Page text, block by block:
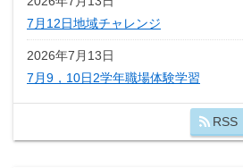
7月12日地域チャレンジ
2026年7月13日
7月9，10日2学年職場体験学習
RSS